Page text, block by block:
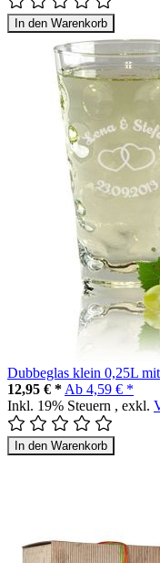
In den Warenkorb
Dubbeglas klein 0,25L
12,95 € * Ab 4,59 € *
Inkl. 19% Steuern , exkl.
In den Warenkorb